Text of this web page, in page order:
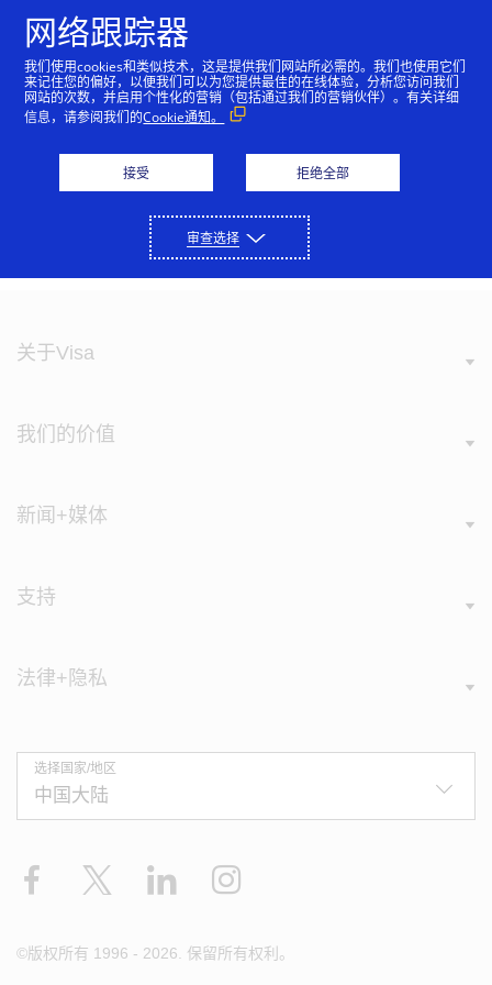
瑞士优惠
下载《Visa发现瑞士2019-2020》优惠手
关于Visa
我们的价值
新闻+媒体
支持
法律+隐私
选择国家/地区
Facebook LinkedIn
©版权所有 1996 - 2026. 保留所有权利。
网络跟踪器
我们使用cookies和类似技术，这是提供我们网站所必需的。我们也使用它们
来记住您的偏好，以便我们可以为您提供最佳的在线体验，分析您访问我们
网站的次数，并启用个性化的营销（包括通过我们的营销伙伴）。有关详细
信息，请参阅我们的Cookie通知。
接受 拒绝全部
审查选择